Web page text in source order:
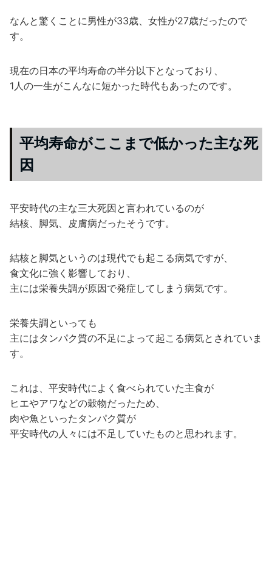
なんと驚くことに男性が33歳、女性が27歳だったので
す。
現在の日本の平均寿命の半分以下となっており、
1人の一生がこんなに短かった時代もあったのです。
平均寿命がここまで低かった主な死
因
平安時代の主な三大死因と言われているのが
結核、脚気、皮膚病だったそうです。
結核と脚気というのは現代でも起こる病気ですが、
食文化に強く影響しており、
主には栄養失調が原因で発症してしまう病気です。
栄養失調といっても
主にはタンパク質の不足によって起こる病気とされていま
す。
これは、平安時代によく食べられていた主食が
ヒエやアワなどの穀物だったため、
肉や魚といったタンパク質が
平安時代の人々には不足していたものと思われます。